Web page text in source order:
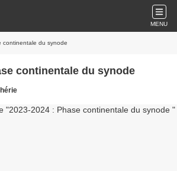
MENU
continentale du synode
continentale du synode